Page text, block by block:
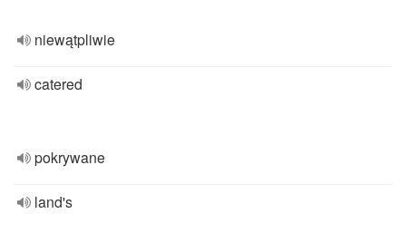
niewątpliwie
catered
pokrywane
land's